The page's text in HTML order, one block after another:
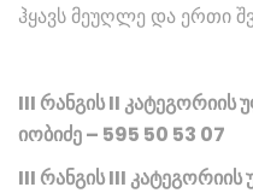
ჰყავს მეუღლე და ერთი
III რანგის II კატეგორიის
იობიძე – 595 50 53 07
III რანგის III კატეგორიის